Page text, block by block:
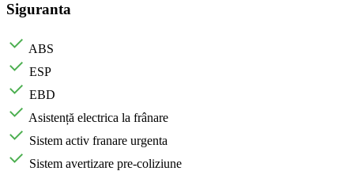
Siguranta
ABS
ESP
EBD
Asistență electrica la frânare
Sistem activ franare urgenta
Sistem avertizare pre-coliziune